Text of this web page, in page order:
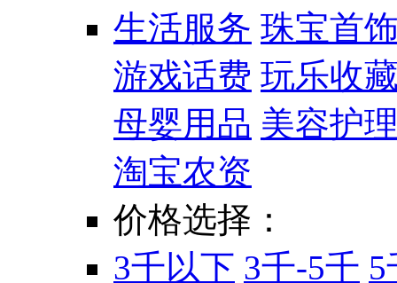
生活服务 珠宝首
游戏话费 玩乐收
母婴用品 美容护
淘宝农资
价格选择：
3千以下 3千-5千 5